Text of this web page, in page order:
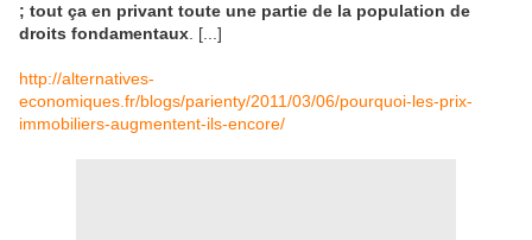
; tout ça en privant toute une partie de la population de
droits fondamentaux . [...]
http://alternatives-
economiques.fr/blogs/parienty/2011/03/06/pourquoi-les-prix-
immobiliers-augmentent-ils-encore/